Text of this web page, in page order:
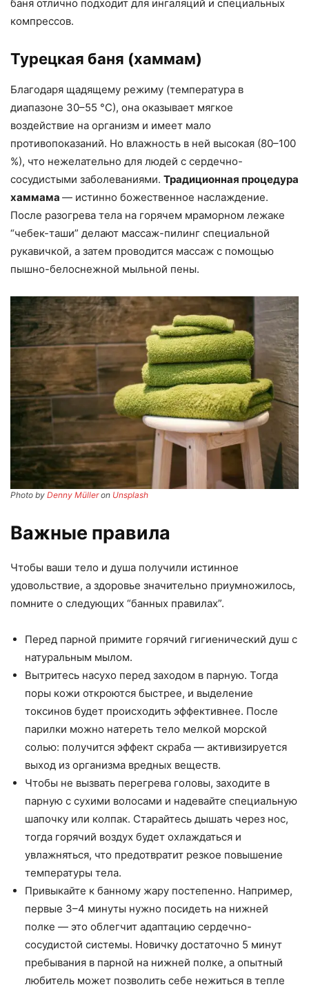
баня отлично подходит для ингаляций и специальных
компрессов.
Турецкая баня (хаммам)
Благодаря щадящему режиму (температура в
диапазоне 30–55 °С), она оказывает мягкое
воздействие на организм и имеет мало
противопоказаний. Но влажность в ней высокая (80–100
%), что нежелательно для людей с сердечно-
сосудистыми заболеваниями. Традиционная процедура
хаммама — истинно божественное наслаждение.
После разогрева тела на горячем мраморном лежаке
“чебек-таши” делают массаж-пилинг специальной
рукавичкой, а затем проводится массаж с помощью
пышно-белоснежной мыльной пены.
Photo by Denny Mülleron Unsplash
Важные правила
Чтобы ваши тело и душа получили истинное
удовольствие, а здоровье значительно приумножилось,
помните о следующих “банных правилах”.
Перед парной примите горячий гигиенический душ с
натуральным мылом.
Вытритесь насухо перед заходом в парную. Тогда
поры кожи откроются быстрее, и выделение
токсинов будет происходить эффективнее. После
парилки можно натереть тело мелкой морской
солью: получится эффект скраба — активизируется
выход из организма вредных веществ.
Чтобы не вызвать перегрева головы, заходите в
парную с сухими волосами и надевайте специальную
шапочку или колпак. Старайтесь дышать через нос,
тогда горячий воздух будет охлаждаться и
увлажняться, что предотвратит резкое повышение
температуры тела.
Привыкайте к банному жару постепенно. Например,
первые 3–4 минуты нужно посидеть на нижней
полке — это облегчит адаптацию сердечно-
сосудистой системы. Новичку достаточно 5 минут
пребывания в парной на нижней полке, а опытный
любитель может позволить себе нежиться в тепле